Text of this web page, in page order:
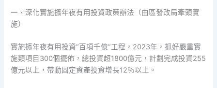
一、深化實施擴年夜有用投資政策辦法（由區發改局牽頭實
施）
實施擴年夜有用投資“百項千億”工程，2023年，抓好嚴重實
施類項目300個擺佈，總投資超1800億元，計劃完成投資255
億元以上，帶動固定資產投資增長12％以上。